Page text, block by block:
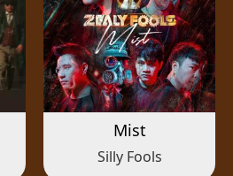
Mist
Silly Fools